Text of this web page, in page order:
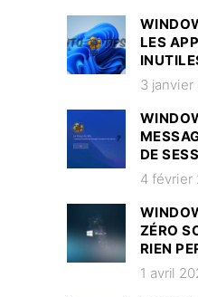
LES
3 janvier
DE
4 février
ZÉRO
RIEN
1 avril